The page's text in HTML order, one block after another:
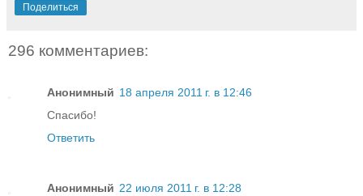
Поделиться
296 комментариев:
Анонимный 18 апреля 2011 г. в 12:46
Спасибо!
Ответить
Анонимный 22 июля 2011 г. в 12:28